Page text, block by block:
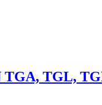
TGL,